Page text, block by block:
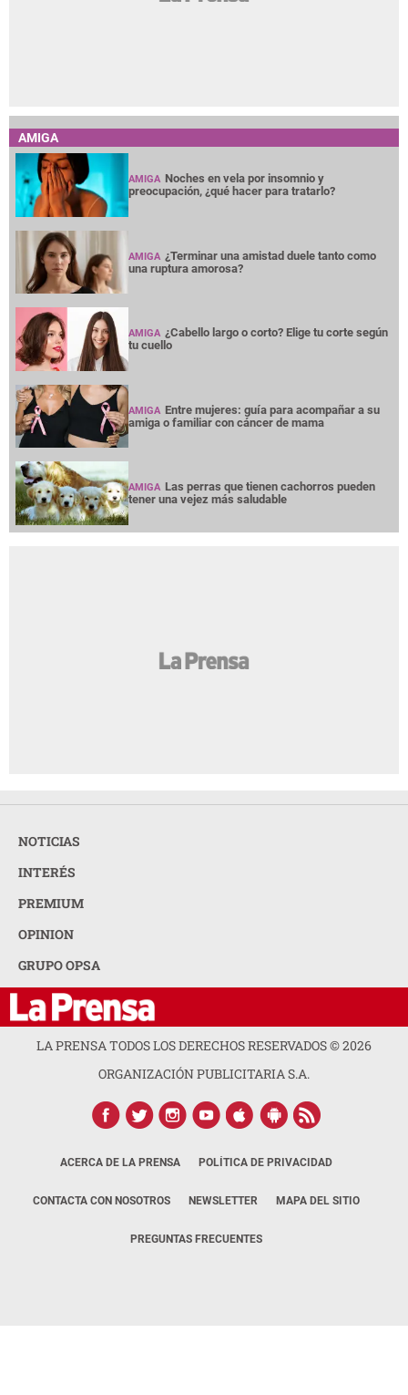
AMIGA
AMIGA Noches en vela por insomnio y
preocupación, ¿qué hacer para tratarlo?
AMIGA ¿Terminar una amistad duele tanto como
una ruptura amorosa?
AMIGA ¿Cabello largo o corto? Elige tu corte según
tu cuello
AMIGA Entre mujeres: guía para acompañar a su
amiga o familiar con cáncer de mama
AMIGA Las perras que tienen cachorros pueden
tener una vejez más saludable
NOTICIAS
INTERÉS
PREMIUM
OPINION
GRUPO OPSA
LA PRENSA TODOS LOS DERECHOS RESERVADOS ©2026
ORGANIZACIÓN PUBLICITARIA S.A.
ACERCA DE LA PRENSA POLÍTICA DE PRIVACIDAD
CONTACTA CON NOSOTROS NEWSLETTER MAPA DEL SITIO
PREGUNTAS FRECUENTES